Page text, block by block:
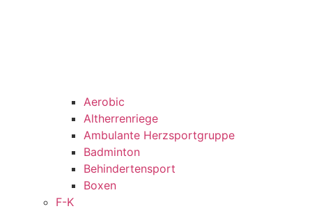
Aerobic
Altherrenriege
Ambulante Herzsportgruppe
Badminton
Behindertensport
Boxen
F-K